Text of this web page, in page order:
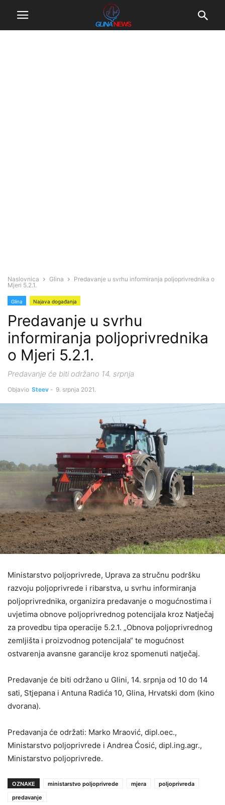
Naslovnica Glina
Predavanje u svrhu informiranja poljoprivrednika o
Mjeri 5.2.1.
Glina Najava događanja
Predavanje u svrhu
informiranja poljoprivrednika
o Mjeri 5.2.1.
Predavanje će biti održano 14. srpnja
Objavio Steev - 9. srpnja 2021.
Ministarstvo poljoprivrede, Uprava za stručnu podršku
razvoju poljoprivrede i ribarstva, u svrhu informiranja
poljoprivrednika, organizira predavanje o mogućnostima i
uvjetima obnove poljoprivrednog potencijala kroz Natječaj
za provedbu tipa operacije 5.2.1. „Obnova poljoprivrednog
zemljišta i proizvodnog potencijala“ te mogućnost
ostvarenja avansne garancije kroz spomenuti natječaj.
Predavanje će biti održano u Glini, 14. srpnja od 10 do 14
sati, Stjepana i Antuna Radića 10, Glina, Hrvatski dom (kino
dvorana).
Predavanja će održati: Marko Mraović, dipl.oec.,
Ministarstvo poljoprivrede i Andrea Ćosić, dipl.ing.agr.,
Ministarstvo poljoprivrede.
OZNAKE ministarstvo poljoprivrede mjera
poljoprivreda
predavanje